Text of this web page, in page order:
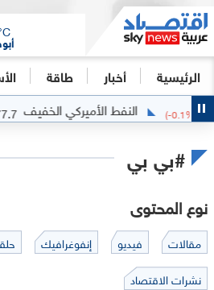
الرئيسية أخبار طاقة
( -0.1 النفط الأميركي الخفيف 77.7
#بي بي
نوع المحتوى
مقالات فيديو إنفوغرافيك
نشرات الاقتصاد